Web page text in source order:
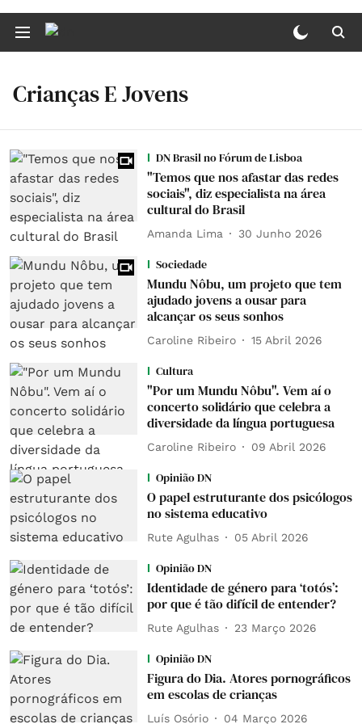
Crianças E Jovens
DN Brasil no Fórum de Lisboa
"Temos que nos afastar das redes
sociais", diz especialista na área
cultural do Brasil
Amanda Lima 30 Junho 2026
Sociedade
Mundu Nôbu, um projeto que tem
ajudado jovens a ousar para
alcançar os seus sonhos
Caroline Ribeiro 15 Abril 2026
Cultura
"Por um Mundu Nôbu". Vem aí o
concerto solidário que celebra a
diversidade da língua portuguesa
Caroline Ribeiro 09 Abril 2026
Opinião DN
O papel estruturante dos psicólogos
no sistema educativo
Rute Agulhas 05 Abril 2026
Opinião DN
Identidade de género para ‘totós’:
por que é tão difícil de entender?
Rute Agulhas 23 Março 2026
Opinião DN
Figura do Dia. Atores pornográficos
em escolas de crianças
Luís Osório 04 Março 2026